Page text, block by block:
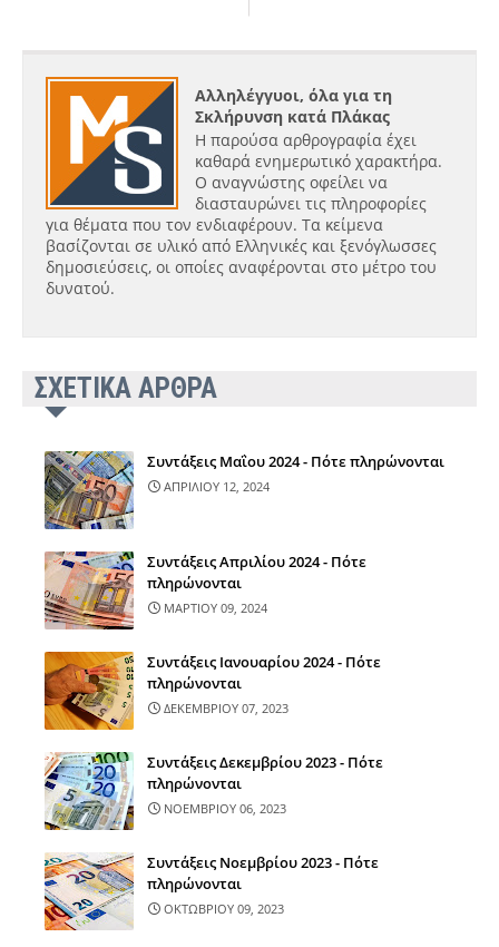
Αλληλέγγυοι, όλα για τη
Σκλήρυνση κατά Πλάκας
Η παρούσα αρθρογραφία έχει
καθαρά ενημερωτικό χαρακτήρα.
Ο αναγνώστης οφείλει να
διασταυρώνει τις πληροφορίες
για θέματα που τον ενδιαφέρουν. Τα κείμενα
βασίζονται σε υλικό από Ελληνικές και ξενόγλωσσες
δημοσιεύσεις, οι οποίες αναφέρονται στο μέτρο του
δυνατού.
ΣΧΕΤΙΚΑ ΑΡΘΡΑ
Συντάξεις Μαΐου 2024 - Πότε πληρώνονται
ΑΠΡΙΛΙΟΥ 12, 2024
Συντάξεις Απριλίου 2024 - Πότε
πληρώνονται
ΜΑΡΤΙΟΥ 09, 2024
Συντάξεις Ιανουαρίου 2024 - Πότε
πληρώνονται
ΔΕΚΕΜΒΡΙΟΥ 07, 2023
Συντάξεις Δεκεμβρίου 2023 - Πότε
πληρώνονται
ΝΟΕΜΒΡΙΟΥ 06, 2023
Συντάξεις Νοεμβρίου 2023 - Πότε
πληρώνονται
ΟΚΤΩΒΡΙΟΥ 09, 2023